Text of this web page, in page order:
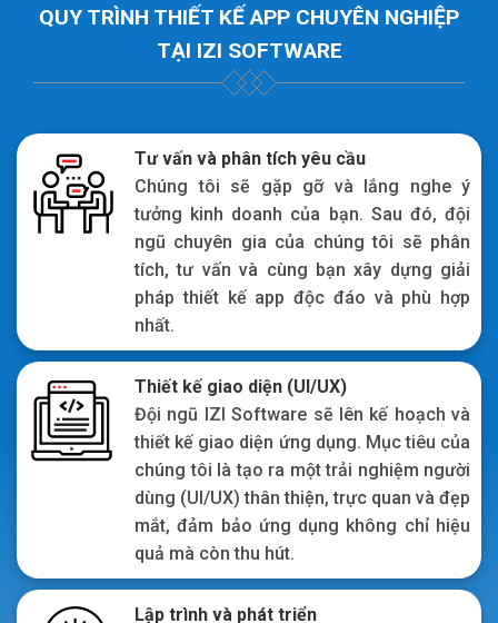
QUY TRÌNH THIẾT KẾ APP CHUYÊN NGHIỆP
TẠI IZI SOFTWARE
Tư vấn và phân tích yêu cầu
Chúng tôi sẽ gặp gỡ và lắng nghe ý
tưởng kinh doanh của bạn. Sau đó, đội
ngũ chuyên gia của chúng tôi sẽ phân
tích, tư vấn và cùng bạn xây dựng giải
pháp thiết kế app độc đáo và phù hợp
nhất.
Thiết kế giao diện (UI/UX)
Đội ngũ IZI Software sẽ lên kế hoạch và
thiết kế giao diện ứng dụng. Mục tiêu của
chúng tôi là tạo ra một trải nghiệm người
dùng (UI/UX) thân thiện, trực quan và đẹp
mắt, đảm bảo ứng dụng không chỉ hiệu
quả mà còn thu hút.
Lập trình và phát triển